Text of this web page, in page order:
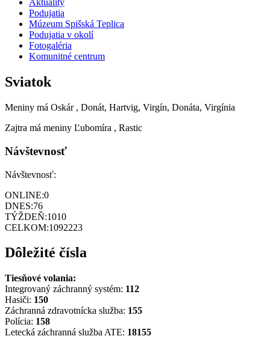
Aktuality
Podujatia
Múzeum Spišská Teplica
Podujatia v okolí
Fotogaléria
Komunitné centrum
Sviatok
Meniny má Oskár , Donát, Hartvig, Virgín, Donáta, Virgínia
Zajtra má meniny Ľubomíra , Rastic
Návštevnosť
Návštevnosť:
ONLINE:0
DNES:76
TÝŽDEŇ:1010
CELKOM:1092223
Dôležité čísla
Tiesňové volania:
Integrovaný záchranný systém: 112
Hasiči: 150
Záchranná zdravotnícka služba: 155
Polícia: 158
Letecká záchranná služba ATE: 18155